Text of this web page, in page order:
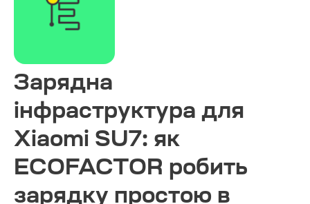
Зарядна
інфраструктура для
Xiaomi SU7: як
ECOFACTOR робить
зарядку простою в